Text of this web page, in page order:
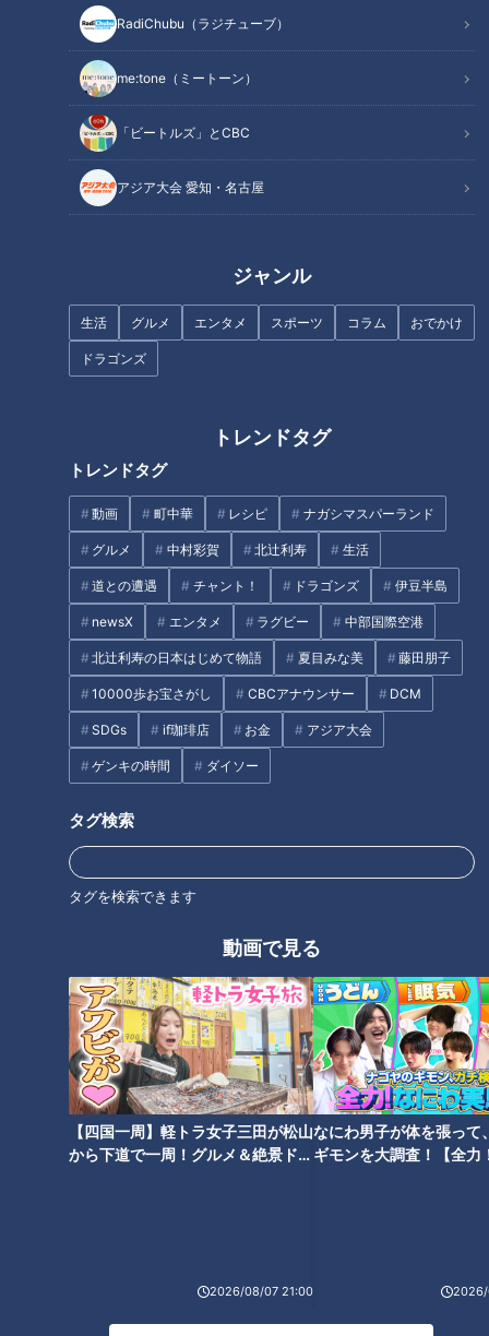
RadiChubu（ラジチューブ）
me:tone（ミートーン）
「ビートルズ」とCBC
アジア大会 愛知・名古屋
ジャンル
生活 グルメ エンタメ スポーツ コラム おでかけ
ドラゴンズ
トレンドタグ
トレンドタグ
動画 町中華 レシピ ナガシマスパーランド
グルメ 中村彩賀 北辻利寿 生活
道との遭遇 チャント！ ドラゴンズ 伊豆半島
newsX エンタメ ラグビー 中部国際空港
北辻利寿の日本はじめて物語 夏目みな美 藤田朋子
10000歩お宝さがし CBCアナウンサー DCM
SDGs if珈琲店 お金 アジア大会
ゲンキの時間 ダイソー
タグ検索
タグを検索できます
動画で見る
【四国一周】軽トラ女子三田が松山
から下道で一周！グルメ＆絶景ドラ
2026/08/07 21:00
なにわ男子が体を張って
ギモンを大調査！【全力
2026/
フランス人は菓子店「シャトレ
ーゼ」の店名に顔を赤らめる？
は！？
総菜の数は「200種類」以
上！？愛知県のローカルスーパ
ー「生鮮館やまひこ」の魅力と
社内初の時短勤務でもキャリア
「育休を取っていい？」から
「どう支える？」へ。“対話”で
つくる働きやすい職場づくりと
突然、原因不明の体調不良に‥
「“化学物質過敏症”は誰の身に
も」香りによる害「香害」と
は？
タグ
チャント！ 愛知 若狭敬一
フード『ハイショップふじたの
スイーツ』を調査！ スーパーの
3代目が作る連日爆売れのスイ
に潜入！ 「まるで道の駅」 日
本海の朝どれ鮮魚にゴーゴーカ
レー弁当、昆布おはぎまで